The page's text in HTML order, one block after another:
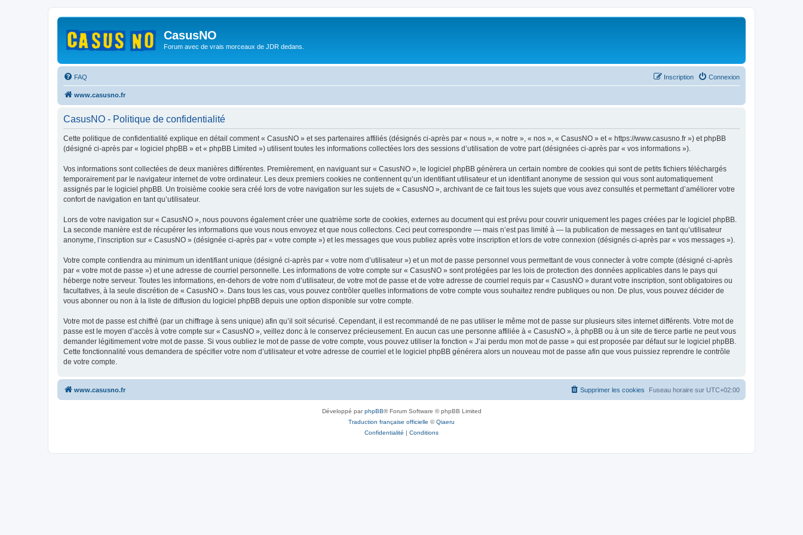
CasusNO
Forum avec de vrais morceaux de JDR dedans.
FAQ Connexion
Inscription
www.casusno.fr
CasusNO - Politique de confidentialité
Cette politique de confidentialité explique en détail comment « CasusNO » et ses partenaires affiliés (désignés ci-après par « nous », « notre », « nos », « CasusNO » et « https://www.casusno.fr ») et phpBB
(désigné ci-après par « logiciel phpBB » et « phpBB Limited ») utilisent toutes les informations collectées lors des sessions d’utilisation de votre part (désignées ci-après par « vos informations »).
Vos informations sont collectées de deux manières différentes. Premièrement, en naviguant sur « CasusNO », le logiciel phpBB génèrera un certain nombre de cookies qui sont de petits fichiers téléchargés
temporairement par le navigateur internet de votre ordinateur. Les deux premiers cookies ne contiennent qu’un identifiant utilisateur et un identifiant anonyme de session qui vous sont automatiquement
assignés par le logiciel phpBB. Un troisième cookie sera créé lors de votre navigation sur les sujets de « CasusNO », archivant de ce fait tous les sujets que vous avez consultés et permettant d’améliorer votre
confort de navigation en tant qu’utilisateur.
Lors de votre navigation sur « CasusNO », nous pouvons également créer une quatrième sorte de cookies, externes au document qui est prévu pour couvrir uniquement les pages créées par le logiciel phpBB.
La seconde manière est de récupérer les informations que vous nous envoyez et que nous collectons. Ceci peut correspondre — mais n’est pas limité à — la publication de messages en tant qu’utilisateur
anonyme, l’inscription sur « CasusNO » (désignée ci-après par « votre compte ») et les messages que vous publiez après votre inscription et lors de votre connexion (désignés ci-après par « vos messages »).
Votre compte contiendra au minimum un identifiant unique (désigné ci-après par « votre nom d’utilisateur ») et un mot de passe personnel vous permettant de vous connecter à votre compte (désigné ci-après
par « votre mot de passe ») et une adresse de courriel personnelle. Les informations de votre compte sur « CasusNO » sont protégées par les lois de protection des données applicables dans le pays qui
héberge notre serveur. Toutes les informations, en-dehors de votre nom d’utilisateur, de votre mot de passe et de votre adresse de courriel requis par « CasusNO » durant votre inscription, sont obligatoires ou
facultatives, à la seule discrétion de « CasusNO ». Dans tous les cas, vous pouvez contrôler quelles informations de votre compte vous souhaitez rendre publiques ou non. De plus, vous pouvez décider de
vous abonner ou non à la liste de diffusion du logiciel phpBB depuis une option disponible sur votre compte.
Votre mot de passe est chiffré (par un chiffrage à sens unique) afin qu’il soit sécurisé. Cependant, il est recommandé de ne pas utiliser le même mot de passe sur plusieurs sites internet différents. Votre mot de
passe est le moyen d’accès à votre compte sur « CasusNO », veillez donc à le conservez précieusement. En aucun cas une personne affiliée à « CasusNO », à phpBB ou à un site de tierce partie ne peut vous
demander légitimement votre mot de passe. Si vous oubliez le mot de passe de votre compte, vous pouvez utiliser la fonction « J’ai perdu mon mot de passe » qui est proposée par défaut sur le logiciel phpBB.
Cette fonctionnalité vous demandera de spécifier votre nom d’utilisateur et votre adresse de courriel et le logiciel phpBB générera alors un nouveau mot de passe afin que vous puissiez reprendre le contrôle
de votre compte.
www.casusno.fr Fuseau horaire sur UTC+02:00
Supprimer les cookies
Développé parphpBB® Forum Software © phpBB Limited
Traduction française officielle ©Qiaeru
Confidentialité | Conditions